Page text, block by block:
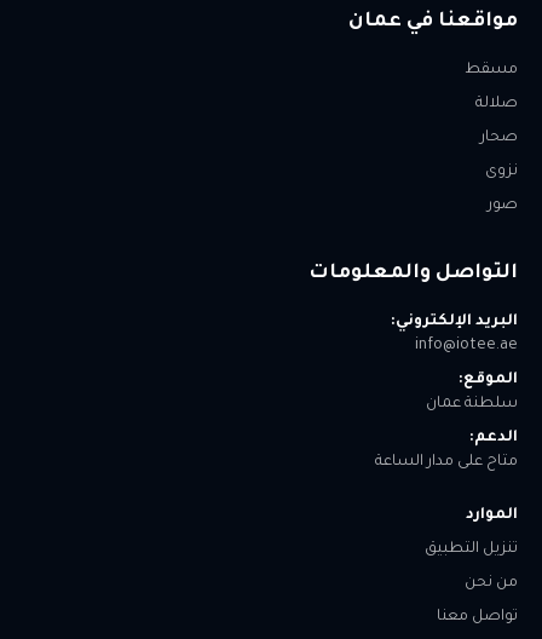
مواقعنا في عمان
مسقط
صلالة
صحار
نزوى
صور
التواصل والمعلومات
البريد الإلكتروني:
info@iotee.ae
الموقع:
سلطنة عمان
الدعم:
متاح على مدار الساعة
الموارد
تنزيل التطبيق
من نحن
تواصل معنا